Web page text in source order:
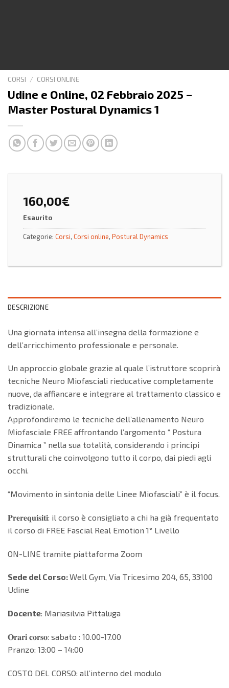
CORSI / CORSI ONLINE
Udine e Online, 02 Febbraio 2025 –
Master Postural Dynamics 1
160,00€
Esaurito
Categorie: Corsi, Corsi online, Postural Dynamics
DESCRIZIONE
Una giornata intensa all’insegna della formazione e
dell’arricchimento professionale e personale.
Un approccio globale grazie al quale l’istruttore scoprirà
tecniche Neuro Miofasciali rieducative completamente
nuove, da affiancare e integrare al trattamento classico e
tradizionale.
Approfondiremo le tecniche dell’allenamento Neuro
Miofasciale FREE affrontando l’argomento “ Postura
Dinamica ” nella sua totalità, considerando i principi
strutturali che coinvolgono tutto il corpo, dai piedi agli
occhi.
“Movimento in sintonia delle Linee Miofasciali” è il focus.
𝐏𝐫𝐞𝐫𝐞𝐪𝐮𝐢𝐬𝐢𝐭𝐢: il corso è consigliato a chi ha già frequentato
il corso di FREE Fascial Real Emotion 1° Livello
ON-LINE tramite piattaforma Zoom
Sede del Corso:Well Gym, Via Tricesimo 204, 65, 33100
Udine
Docente: Mariasilvia Pittaluga
𝐎𝐫𝐚𝐫𝐢 𝐜𝐨𝐫𝐬𝐨: sabato : 10.00-17.00
Pranzo: 13:00 – 14:00
COSTO DEL CORSO: all’interno del modulo